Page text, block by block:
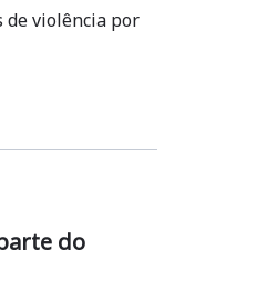
de violência por
do